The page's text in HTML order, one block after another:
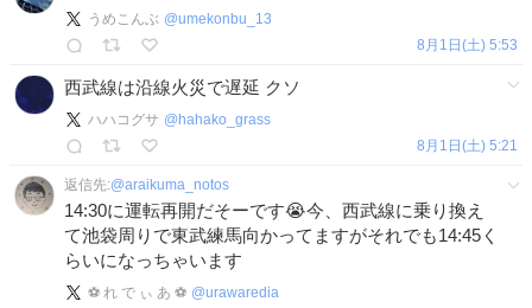
うめこんぶ @umekonbu_13
8月1日(土) 5:53
西武線は沿線火災で遅延 クソ
ハハコグサ @ hahako_grass
8月1日(土) 5:21
返信先:@araikuma_notos
14:30に運転再開だそーです😭今、西武線に乗り換え
て池袋周りで東武練馬向かってますがそれでも14:45く
らいになっちゃいます
⚽️ れ で ぃ あ ⚽️️ @urawaredia